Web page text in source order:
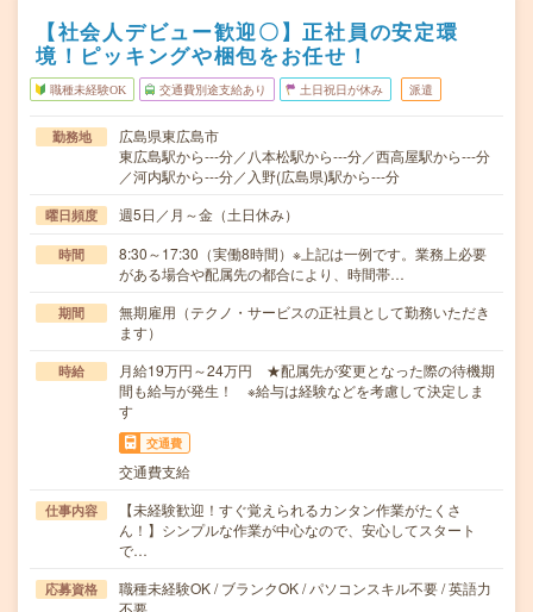
【社会人デビュー歓迎〇】正社員の安定環
境！ピッキングや梱包をお任せ！
職種未経験OK 交通費別途支給あり 土日祝日が休み 派遣
勤務地
広島県東広島市
東広島駅から---分／八本松駅から---分／西高屋駅から---分
／河内駅から---分／入野(広島県)駅から---分
曜日頻度 週5日／月～金（土日休み）
時間
8:30～17:30（実働8時間）※上記は一例です。業務上必要
がある場合や配属先の都合により、時間帯…
期間
無期雇用（テクノ・サービスの正社員として勤務いただき
ます）
時給
月給19万円～24万円 ★配属先が変更となった際の待機期
間も給与が発生！ ※給与は経験などを考慮して決定しま
す
交通費
交通費支給
仕事内容
【未経験歓迎！すぐ覚えられるカンタン作業がたくさ
ん！】シンプルな作業が中心なので、安心してスタート
で…
応募資格
職種未経験OK / ブランクOK / パソコンスキル不要 / 英語力
不要